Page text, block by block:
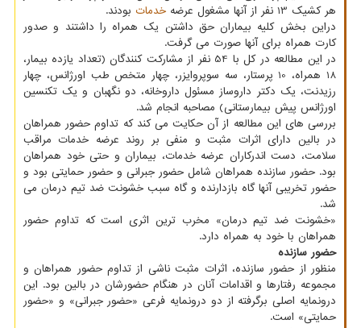
هر کشیک 13 نفر از آنها مشغول عرضه
خدمات بودند.
دراین بخش کلیه بیماران حق داشتن یک همراه را داشتند و صدور
کارت همراه برای آنها صورت می گرفت.
در این مطالعه در کل با 54 نفر از مشارکت کنندگان (تعداد یازده بیمار،
18 همراه، 10 پرستار، سه سوپروایزر، چهار متخص طب اورژانس، چهار
رزیدنت، یک دکتر داروساز مسئول داروخانه، دو نگهبان و یک تکنسین
اورژانس پیش بیمارستانی) مصاحبه انجام شد.
بررسی های این مطالعه از آن حکایت می کند که تداوم حضور همراهان
در بالین دارای اثرات مثبت و منفی بر روند عرضه خدمات مراقب
سلامت، دست اندرکاران عرضه خدمات، بیماران و حتی خود همراهان
بود. حضور سازنده همراهان شامل حضور جبرانی و حضور حمایتی بود و
حضور تخریبی آنها گاه بازدارنده و گاه سبب خشونت ضد تیم درمان می
شد.
«خشونت ضد تیم درمان» مخرب ترین اثری است که تداوم حضور
همراهان با خود به همراه دارد.
حضور سازنده
منظور از حضور سازنده، اثرات مثبت ناشی از تداوم حضور همراهان و
مجموعه رفتارها و اقدامات آنان در هنگام حضورشان در بالین بود. این
درونمایه اصلی برگرفته از دو درونمایه فرعی «حضور جبرانی» و «حضور
حمایتی» است.